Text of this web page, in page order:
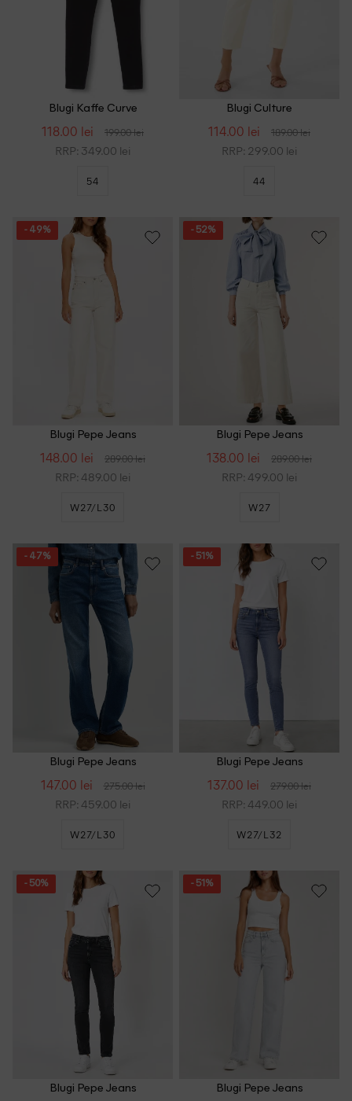
Blugi Kaffe Curve
118.00 lei 199.00 lei
RRP: 349.00 lei
54
Blugi Culture
114.00 lei 189.00 lei
RRP: 299.00 lei
44
- 49%
Blugi Pepe Jeans
148.00 lei 289.00 lei
RRP: 489.00 lei
W27/L30
- 52%
Blugi Pepe Jeans
138.00 lei 289.00 lei
RRP: 499.00 lei
W27
- 47%
Blugi Pepe Jeans
147.00 lei 275.00 lei
RRP: 459.00 lei
W27/L30
- 51%
Blugi Pepe Jeans
137.00 lei 279.00 lei
RRP: 449.00 lei
W27/L32
- 50%
Blugi Pepe Jeans
- 51%
Blugi Pepe Jeans